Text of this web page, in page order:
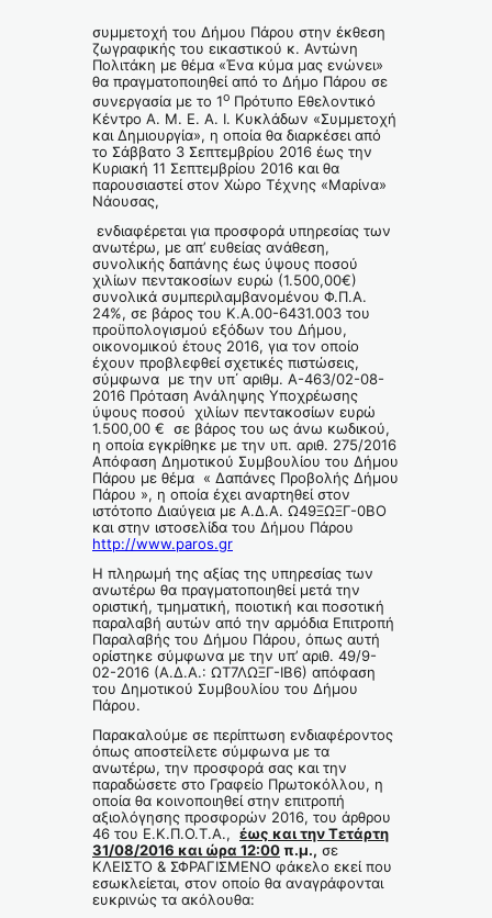
συμμετοχή του Δήμου Πάρου στην έκθεση
ζωγραφικής του εικαστικού κ. Αντώνη
Πολιτάκη με θέμα «Ένα κύμα μας ενώνει»
θα πραγματοποιηθεί από το Δήμο Πάρου σε
συνεργασία με το 1ο Πρότυπο Εθελοντικό
Κέντρο Α. Μ. Ε. Α. Ι. Κυκλάδων «Συμμετοχή
και Δημιουργία», η οποία θα διαρκέσει από
το Σάββατο 3 Σεπτεμβρίου 2016 έως την
Κυριακή 11 Σεπτεμβρίου 2016 και θα
παρουσιαστεί στον Χώρο Τέχνης «Μαρίνα»
Νάουσας,
ενδιαφέρεται για προσφορά υπηρεσίας των
ανωτέρω, με απ’ ευθείας ανάθεση,
συνολικής δαπάνης έως ύψους ποσού
χιλίων πεντακοσίων ευρώ (1.500,00€)
συνολικά συμπεριλαμβανομένου Φ.Π.Α.
24%, σε βάρος του Κ.Α.00-6431.003 του
προϋπολογισμού εξόδων του Δήμου,
οικονομικού έτους 2016, για τον οποίο
έχουν προβλεφθεί σχετικές πιστώσεις,
σύμφωνα με την υπ΄ αριθμ. Α-463/02-08-
2016 Πρόταση Ανάληψης Υποχρέωσης
ύψους ποσού χιλίων πεντακοσίων ευρώ
1.500,00 € σε βάρος του ως άνω κωδικού,
η οποία εγκρίθηκε με την υπ. αριθ. 275/2016
Απόφαση Δημοτικού Συμβουλίου του Δήμου
Πάρου με θέμα « Δαπάνες Προβολής Δήμου
Πάρου », η οποία έχει αναρτηθεί στον
ιστότοπο Διαύγεια με Α.Δ.Α. Ω49ΞΩΞΓ-0ΒΟ
και στην ιστοσελίδα του Δήμου Πάρου
http://www.paros.gr
Η πληρωμή της αξίας της υπηρεσίας των
ανωτέρω θα πραγματοποιηθεί μετά την
οριστική, τμηματική, ποιοτική και ποσοτική
παραλαβή αυτών από την αρμόδια Επιτροπή
Παραλαβής του Δήμου Πάρου, όπως αυτή
ορίστηκε σύμφωνα με την υπ’ αριθ. 49/9-
02-2016 (Α.Δ.Α.: ΩΤ7ΛΩΞΓ-ΙΒ6) απόφαση
του Δημοτικού Συμβουλίου του Δήμου
Πάρου.
Παρακαλούμε σε περίπτωση ενδιαφέροντος
όπως αποστείλετε σύμφωνα με τα
ανωτέρω, την προσφορά σας και την
παραδώσετε στο Γραφείο Πρωτοκόλλου, η
οποία θα κοινοποιηθεί στην επιτροπή
αξιολόγησης προσφορών 2016, του άρθρου
46 του Ε.Κ.Π.Ο.Τ.Α., έως και την Τετάρτη
31/08/2016 και ώρα 12:00π.μ., σε
ΚΛΕΙΣΤΟ & ΣΦΡΑΓΙΣΜΕΝΟ φάκελο εκεί που
εσωκλείεται, στον οποίο θα αναγράφονται
ευκρινώς τα ακόλουθα: